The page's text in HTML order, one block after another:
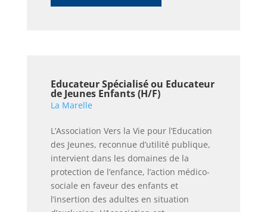
Educateur Spécialisé ou Educateur
de Jeunes Enfants (H/F)
La Marelle
L’Association Vers la Vie pour l’Education
des Jeunes, reconnue d’utilité publique,
intervient dans les domaines de la
protection de l’enfance, l’action médico-
sociale en faveur des enfants et
l’insertion des adultes en situation